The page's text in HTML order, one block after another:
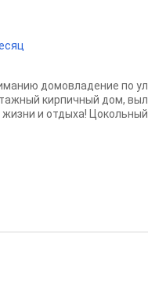
домовладение по
кирпичный дом,
и отдыха! Цокольный